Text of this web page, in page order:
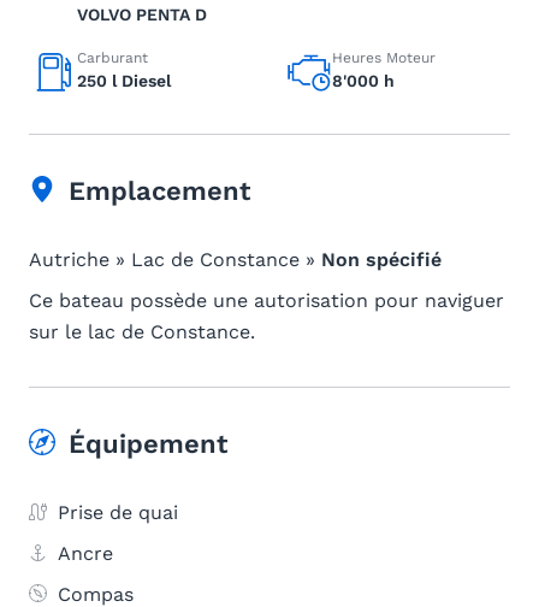
VOLVO PENTA D
Carburant
250 l Diesel
Heures Moteur
8'000 h
Emplacement
Autriche » Lac de Constance » Non spécifié
Ce bateau possède une autorisation pour naviguer
sur le lac de Constance.
Équipement
Prise de quai
Ancre
Compas